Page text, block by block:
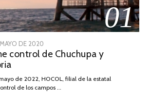
01
DE 2020
DE
2026
control de Chuchupa y
de 2022, HOCOL, filial de la estatal
de los campos …